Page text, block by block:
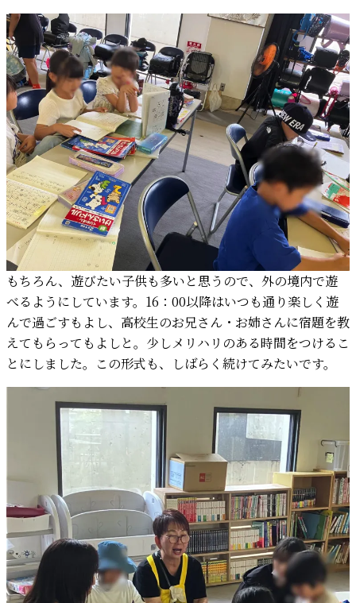
もちろん、遊びたい子供も多いと思うので、外の境内で遊
べるようにしています。16：00以降はいつも通り楽しく遊
んで過ごすもよし、高校生のお兄さん・お姉さんに宿題を教
えてもらってもよしと。少しメリハリのある時間をつけるこ
とにしました。この形式も、しばらく続けてみたいです。